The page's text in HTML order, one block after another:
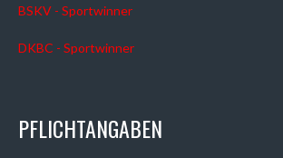
BSKV - Sportwinner
DKBC - Sportwinner
PFLICHTANGABEN